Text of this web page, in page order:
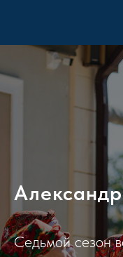
Седьмой сезон